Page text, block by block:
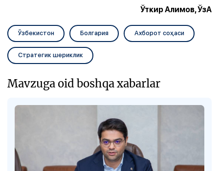
Ўткир Алимов, ЎзА
Ўзбекистон Болгария Ахборот соҳаси
Стратегик шериклик
Mavzuga oid boshqa xabarlar